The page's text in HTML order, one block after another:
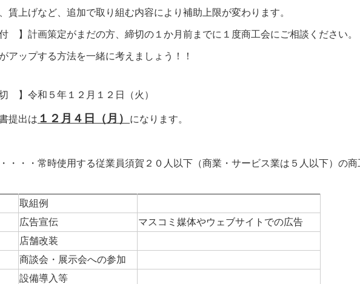
賃上げなど、追加で取り組む内容により補助上限が変わります。
画策定がまだの方、締切の１か月前までに１度商工会にご相談ください。
アップする方法を一緒に考えましょう！！
令和５年１２月１２日（火）
提出は １２月４日（月） になります。
・・・常時使用する従業員須賀２０人以下（商業・サービス業は５人以下）の商
取組例
広告宣伝
マスコミ媒体やウェブサイトでの広告
店舗改装
商談会・展示会への参加
設備導入等